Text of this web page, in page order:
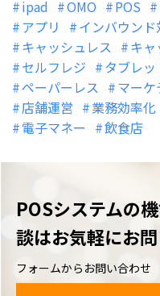
ipad
OMO POS
アプリ
インバウンド
キャッシュレス
キ
セルフレジ
タブレッ
ペーパーレス
マー
店舗運営
業務効率化
電子マネー
飲食店
POSシステムの
談はお気軽にお
フォームからお問い合わせ